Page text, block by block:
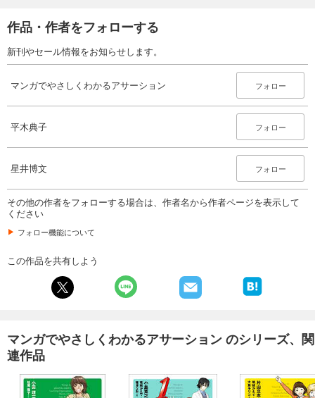
作品・作者をフォローする
新刊やセール情報をお知らせします。
マンガでやさしくわかるアサーション フォロー
平木典子 フォロー
星井博文 フォロー
その他の作者をフォローする場合は、作者名から作者ページを表示して
ください
フォロー機能について
この作品を共有しよう
マンガでやさしくわかるアサーション のシリーズ、関
連作品